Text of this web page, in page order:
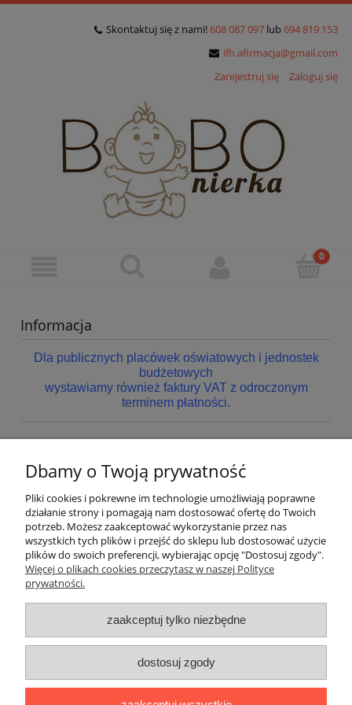
Skontaktuj się z nami! 608 087 097 lub 694 819 153
ifh.afirmacja@gmail.com
Zarejestruj się
Zaloguj się
Informacja
Dla publicznych placówek oświatowych i jednostek
budżetowych
wystawiamy również faktury VAT z odroczonym
terminem płatności.
Nie znaleziono produktów spełniających podane kryteria.
Pomoc
Dostawa
Gwarancja i zwroty
O firmie
Dbamy o Twoją prywatność
Pliki cookies i pokrewne im technologie umożliwiają poprawne
działanie strony i pomagają nam dostosować ofertę do Twoich
potrzeb. Możesz zaakceptować wykorzystanie przez nas
wszystkich tych plików i przejść do sklepu lub dostosować użycie
plików do swoich preferencji, wybierając opcję "Dostosuj zgody".
Więcej o plikach cookies przeczytasz w naszej Polityce
prywatności.
zaakceptuj tylko niezbędne
dostosuj zgody